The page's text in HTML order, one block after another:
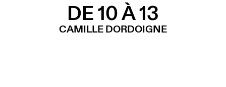
DE 10 À 13
CAMILLE DORDOIGNE